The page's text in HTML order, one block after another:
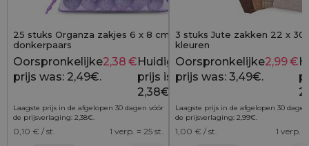
25 stuks Organza zakjes 6 x 8 cm -
donkerpaars
2,49 €
Oorspronkelijke
prijs was: 2,49€.
2,38 €Huidige
prijs is:
2,38€.
Laagste prijs in de afgelopen 30 dagen vóór
de prijsverlaging: 2,38€.
0,10 € / st. 1 verp. = 25 st.
3 stuks Jute zakken 22 x 30
kleuren
Oorspronkelijke
prijs was: 3,49€.
2,99€
Laagste prijs in de afgelopen 30
de prijsverlaging: 2,99€.
1,00 € / st. 1 verp.